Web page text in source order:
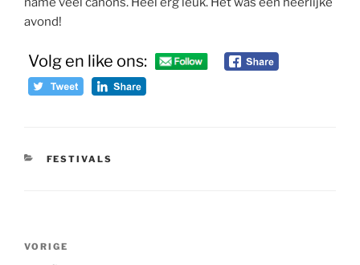
avond!
Volg en like ons:
CATEGORIEËN
FESTIVALS
Bericht
navigatie
Vorig
VORIGE